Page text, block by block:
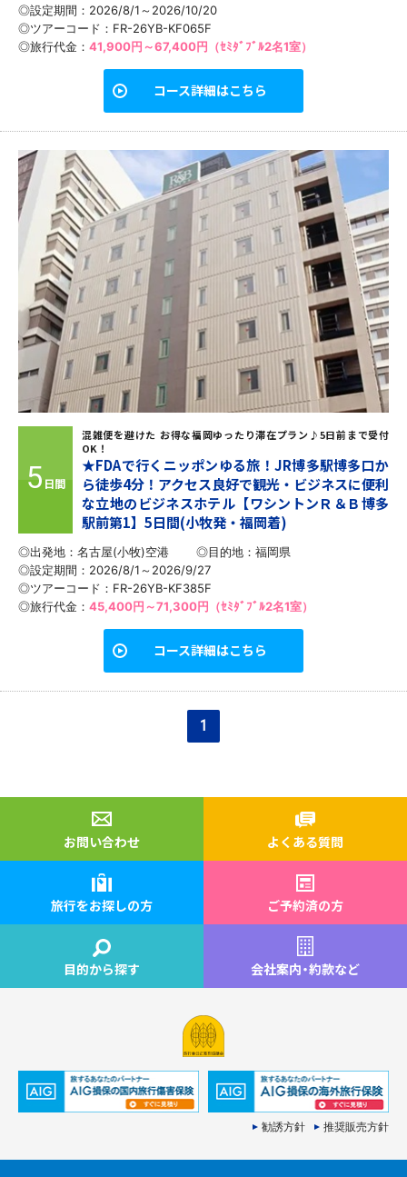
◎設定期間：2026/8/1～2026/10/20
◎ツアーコード：FR-26YB-KF065F
◎旅行代金： 41,900円～67,400円（ｾﾐﾀﾞﾌﾞﾙ2名1室）
コース詳細はこちら
5 日間
混雑便を避けた お得な福岡ゆったり滞在プラン♪5日前まで受付
OK！
★FDAで行くニッポンゆる旅！JR博多駅博多口か
ら徒歩4分！アクセス良好で観光・ビジネスに便利
な立地のビジネスホテル【ワシントンＲ＆Ｂ博多
駅前第1】5日間(小牧発・福岡着)
◎出発地：名古屋(小牧)空港 ◎目的地： 福岡県
◎設定期間：2026/8/1～2026/9/27
◎ツアーコード：FR-26YB-KF385F
◎旅行代金： 45,400円～71,300円（ｾﾐﾀﾞﾌﾞﾙ2名1室）
コース詳細はこちら
1
お問い合わせ よくある質問
旅行をお探しの方 ご予約済の方
目的から探す 会社案内・約款など
勧誘方針 推奨販売方針